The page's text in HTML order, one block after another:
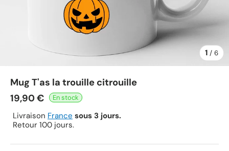
1 / de
6
Mug T'as la trouille citrouille
19,90 €
Livraison France sous 3 jours.
Retour 100 jours.